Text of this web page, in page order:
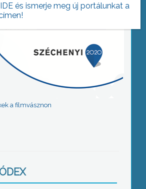
a filmvásznon
és ismerje meg új portálunkat a